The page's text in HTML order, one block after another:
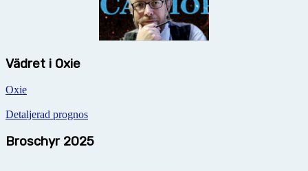
Vädret i Oxie
Oxie
Detaljerad prognos
Broschyr 2025